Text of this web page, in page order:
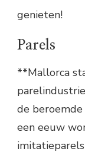
genieten!
Parels
**Mallorca
de beroemde
een eeuw